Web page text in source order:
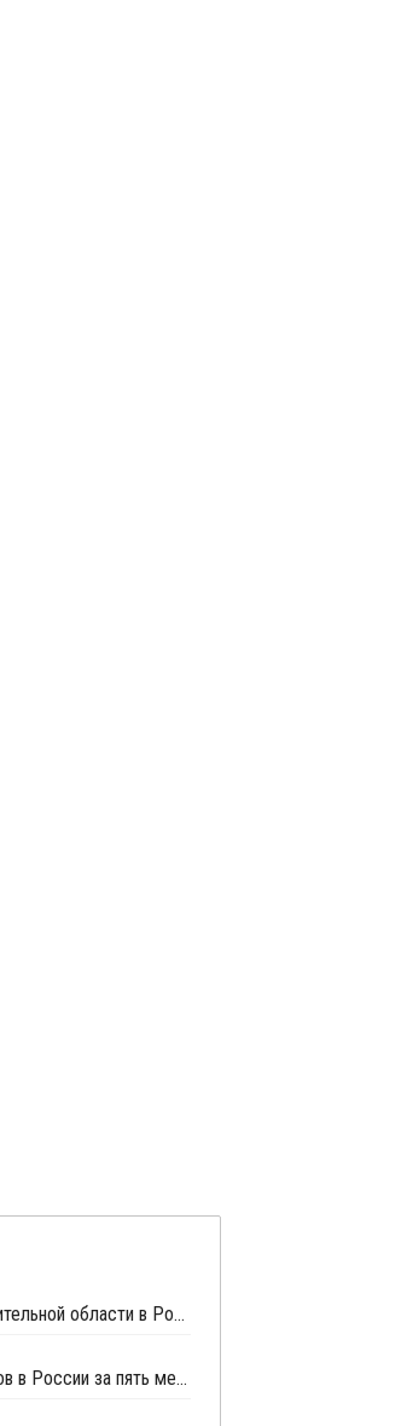
Импортозамещение строительной области в России превышает 98%
Выпуск базовых полимеров в России за пять месяцев вырос на 3,8%